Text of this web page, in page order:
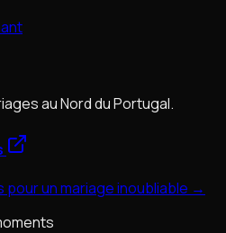
au Nord du Portugal.
pour un mariage inoubliable →